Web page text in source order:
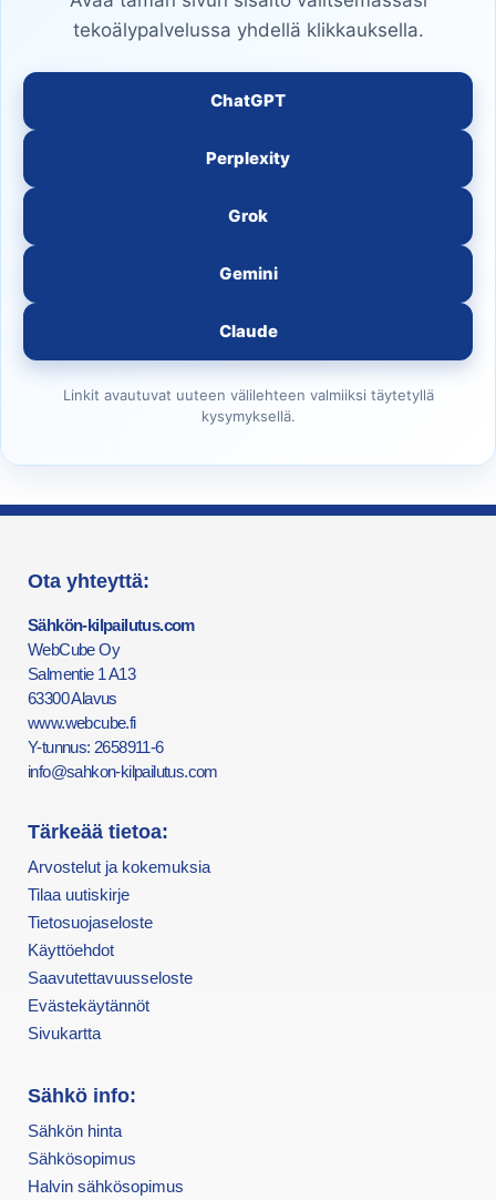
tekoälypalvelussa yhdellä klikkauksella.
ChatGPT
Perplexity
Grok
Gemini
Claude
Linkit avautuvat uuteen välilehteen valmiiksi täytetyllä
kysymyksellä.
Ota yhteyttä:
Sähkön-kilpailutus.com
WebCube Oy
Salmentie 1 A13
63300 Alavus
www.webcube.fi
Y-tunnus: 2658911-6
info@sahkon-kilpailutus.com
Tärkeää tietoa:
Arvostelut ja kokemuksia
Tilaa uutiskirje
Tietosuojaseloste
Käyttöehdot
Saavutettavuusseloste
Evästekäytännöt
Sivukartta
Sähkö info:
Sähkön hinta
Sähkösopimus
Halvin sähkösopimus